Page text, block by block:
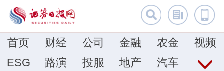
首页 财经 公司 金融 农金
视频
ESG
路演 投服 地产 汽车